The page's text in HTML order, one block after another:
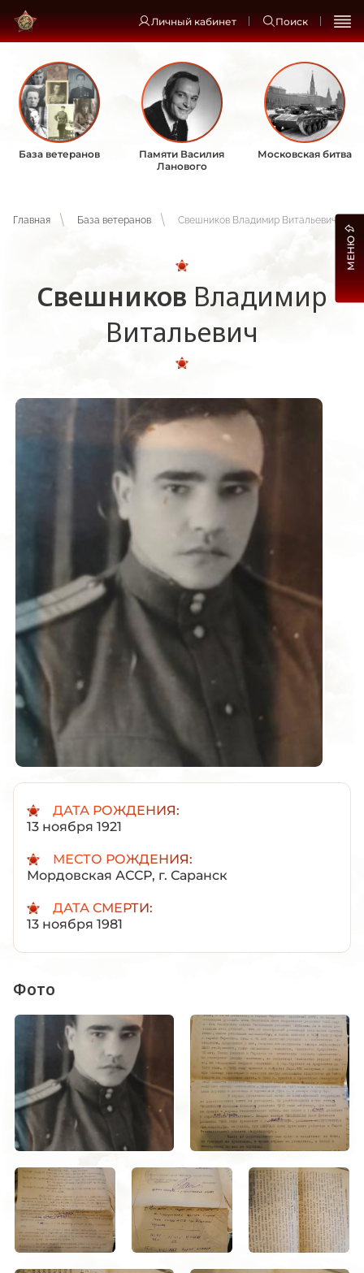
Личный кабинет Поиск
База ветеранов
Памяти Василия
Ланового
Московская битва
Главная База ветеранов Свешников Владимир Витальевич
Свешников Владимир
Витальевич
ДАТА РОЖДЕНИЯ:
13 ноября 1921
МЕСТО РОЖДЕНИЯ:
Мордовская АССР, г. Саранск
ДАТА СМЕРТИ:
13 ноября 1981
Фото
МЕНЮ